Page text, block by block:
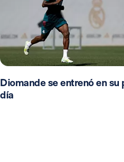
Diomande se entrenó en su
día